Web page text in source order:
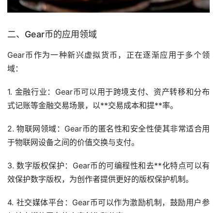
二、Gear币的应用领域
Gear币作为一种新兴虚拟货币，正在逐渐应用于多个领
域：
1. 金融行业：Gear币可以用于跨境支付、资产转移和分布
式记账等金融交易场景，以**交易成本和提**率。
2. 物联网领域：Gear币的匿名性和安全性使其非常适合用
于物联网设备之间的价值交换与支付。
3. 数字版权保护：Gear币的可编程性和去**化特点可以有
效保护数字版权，为创作者提供更好的版权保护机制。
4. 社交媒体平台：Gear币可以作为激励机制，鼓励用户参